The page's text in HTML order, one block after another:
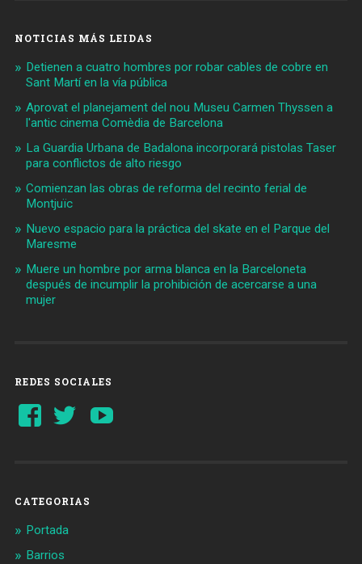
NOTICIAS MÁS LEIDAS
Detienen a cuatro hombres por robar cables de cobre en
Sant Martí en la vía pública
Aprovat el planejament del nou Museu Carmen Thyssen a
l'antic cinema Comèdia de Barcelona
La Guardia Urbana de Badalona incorporará pistolas Taser
para conflictos de alto riesgo
Comienzan las obras de reforma del recinto ferial de
Montjuïc
Nuevo espacio para la práctica del skate en el Parque del
Maresme
Muere un hombre por arma blanca en la Barceloneta
después de incumplir la prohibición de acercarse a una
mujer
REDES SOCIALES
Ver
perfil
Ver
perfil
CATEGORIAS
Portada
Barrios